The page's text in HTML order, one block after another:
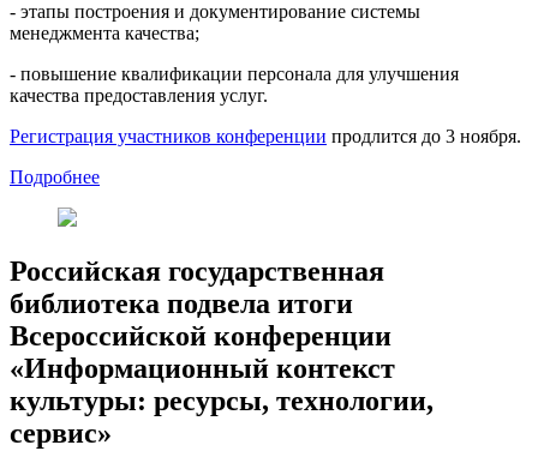
- этапы построения и документирование системы
менеджмента качества;
- повышение квалификации персонала для улучшения
качества предоставления услуг.
Регистрация участников конференции продлится до 3 ноября.
Подробнее
Российская государственная
библиотека подвела итоги
Всероссийской конференции
«Информационный контекст
культуры: ресурсы, технологии,
сервис»